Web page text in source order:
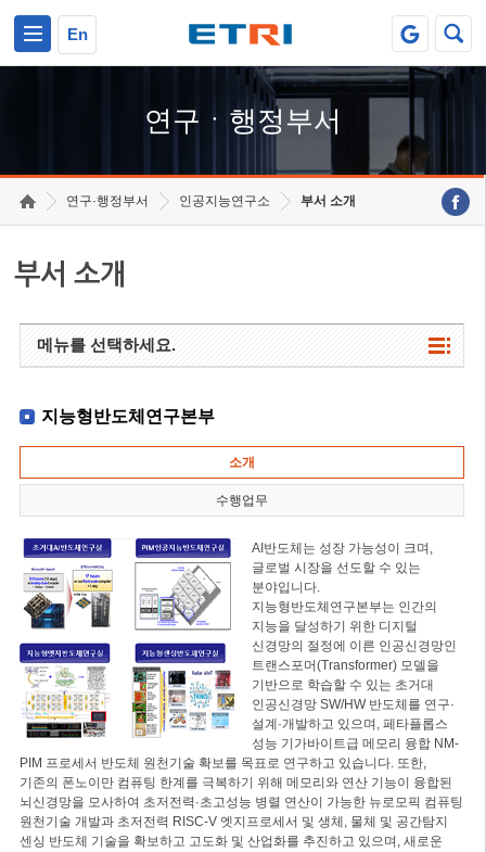
En
연구ㆍ행정부서
연구·행정부서 인공지능연구소 부서 소개
부서 소개
메뉴를 선택하세요.
지능형반도체연구본부
소개
수행업무
AI반도체는 성장 가능성이 크며,
글로벌 시장을 선도할 수 있는
분야입니다.
지능형반도체연구본부는 인간의
지능을 달성하기 위한 디지털
신경망의 절정에 이른 인공신경망인
트랜스포머(Transformer) 모델을
기반으로 학습할 수 있는 초거대
인공신경망 SW/HW 반도체를 연구·
설계·개발하고 있으며, 페타플롭스
성능 기가바이트급 메모리 융합 NM-
PIM 프로세서 반도체 원천기술 확보를 목표로 연구하고 있습니다. 또한,
기존의 폰노이만 컴퓨팅 한계를 극복하기 위해 메모리와 연산 기능이 융합된
뇌신경망을 모사하여 초저전력·초고성능 병렬 연산이 가능한 뉴로모픽 컴퓨팅
원천기술 개발과 초저전력 RISC-V 엣지프로세서 및 생체, 물체 및 공간탐지
센싱 반도체 기술을 확보하고 고도화 및 산업화를 추진하고 있으며, 새로운